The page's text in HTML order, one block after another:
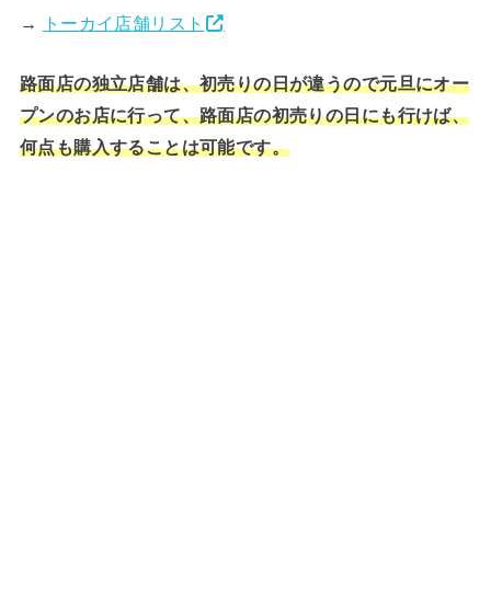
→ トーカイ店舗リスト
路面店の独立店舗は、初売りの日が違うので元旦にオー
プンのお店に行って、路面店の初売りの日にも行けば、
何点も購入することは可能です。